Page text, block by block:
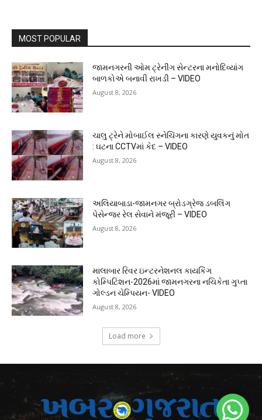
MOST POPULAR
જામનગરની ઓમ ટ્રેનીંગ સેન્ટરના મનોદિવ્યાંગ
બાળકોએ બનાવી રાખડી – VIDEO
August 8, 2026
ચાલુ ટ્રેને મોબાઈલ સ્નેચિંગના કારણે યુવકનું મોત
: ઘટના CCTVમાં કેદ – VIDEO
August 8, 2026
અલિયાબાડા-જામનગર બ્રોડગ્રેજ ડબલિંગ
પેસેન્જર રેલ સેવાને મંજૂરી – VIDEO
August 8, 2026
માલાબાર રિવર ઇન્ટરનેશનલ કાયકિંગ
કોમ્પિટિશન-2026માં જામનગરના નચિકેતા ગુપ્તા
ગોલ્ડન ચેમ્પિયન- VIDEO
August 8, 2026
Load more